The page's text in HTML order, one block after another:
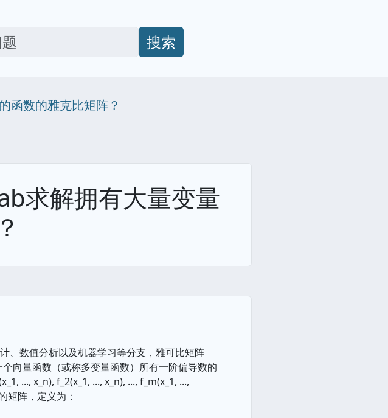
搜索
函数的雅克比矩阵？
求解拥有大量变量
、数值分析以及机器学习等分支，雅可比矩阵
向量函数（或称多变量函数）所有一阶偏导数的
..., x_n), f_2(x_1, ..., x_n), ..., f_m(x_1, ...,
矩阵，定义为：